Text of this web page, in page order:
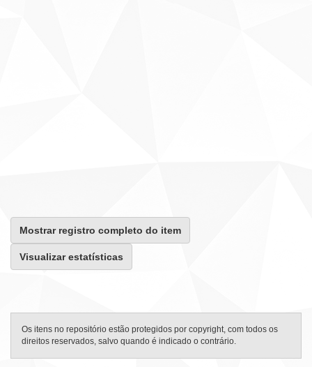
Mostrar registro completo do item
Visualizar estatísticas
Os itens no repositório estão protegidos por copyright, com todos os
direitos reservados, salvo quando é indicado o contrário.